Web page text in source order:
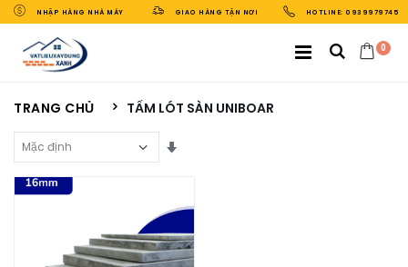
NHẬP HÀNG NHÀ MÁY GIAO HÀNG TẬN NƠI HOTLINE: 0939979745
0
TRANG CHỦ TẤM LÓT SÀN UNIBOAR
Sắp Xếp Theo